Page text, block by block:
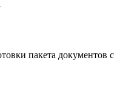
пакета документов с